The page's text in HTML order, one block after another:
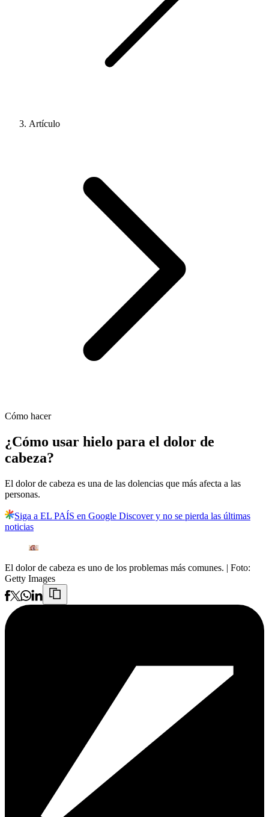
Artículo
Cómo hacer
¿Cómo usar hielo para el dolor de
cabeza?
El dolor de cabeza es una de las dolencias que más afecta a las
personas.
Siga a EL PAÍS en Google Discover y no se pierda las últimas
noticias
El dolor de cabeza es uno de los problemas más comunes. | Foto:
Getty Images